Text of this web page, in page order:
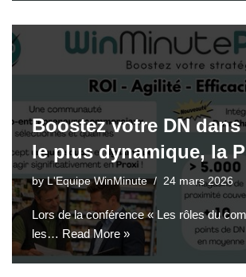
Boostez votre DN
le plus dynamique, la
byL'Equipe WinMinute 24 mars 2026
Lors de la conférence « Les rôles du
les… Read More »